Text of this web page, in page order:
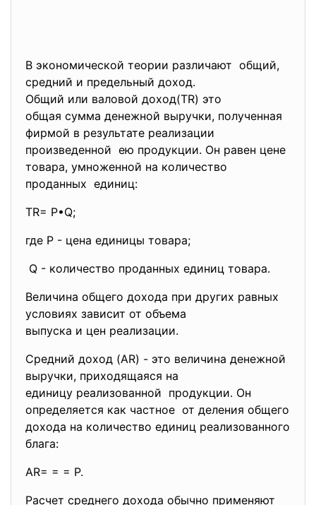
В экономической теории различают общий,
средний и предельный доход.
Общий или валовой доход(TR) это
общая сумма денежной выручки, полученная
фирмой в результате реализации
произведенной ею продукции. Он равен цене
товара, умноженной на количество
проданных единиц:
TR= P•Q;
где Р - цена единицы товара;
Q - количество проданных единиц товара.
Величина общего дохода при других равных
условиях зависит от объема
выпуска и цен реализации.
Средний доход (AR) - это величина денежной
выручки, приходящаяся на
единицу реализованной продукции. Он
определяется как частное от деления общего
дохода на количество единиц реализованного
блага:
AR= = = Р.
Расчет среднего дохода обычно применяют